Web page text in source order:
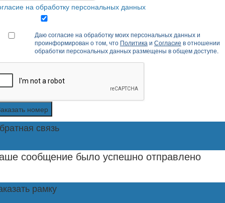
на обработку персональных данных
Даю согласие на обработку моих персональных данных и
проинформирован о том, что Политика и Согласие в отношении
обработки персональных данных размещены в общем доступе.
номер
связь
сообщение было успешно отправлено
рамку